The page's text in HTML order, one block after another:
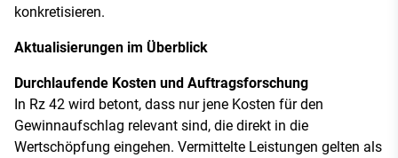
konkretisieren.
Aktualisierungen im Überblick
Durchlaufende Kosten und Auftragsforschung
In Rz 42 wird betont, dass nur jene Kosten für den
Gewinnaufschlag relevant sind, die direkt in die
Wertschöpfung eingehen. Vermittelte Leistungen gelten als